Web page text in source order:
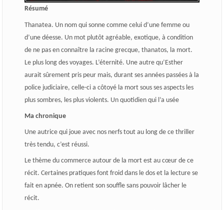
Résumé
Thanatea. Un nom qui sonne comme celui d’une femme ou
d’une déesse. Un mot plutôt agréable, exotique, à condition
de ne pas en connaître la racine grecque, thanatos, la mort.
Le plus long des voyages. L’éternité. Une autre qu’Esther
aurait sûrement pris peur mais, durant ses années passées à la
police judiciaire, celle-ci a côtoyé la mort sous ses aspects les
plus sombres, les plus violents. Un quotidien qui l’a usée
Ma chronique
Une autrice qui joue avec nos nerfs tout au long de ce thriller
très tendu, c’est réussi.
Le thème du commerce autour de la mort est au cœur de ce
récit. Certaines pratiques font froid dans le dos et la lecture se
fait en apnée. On retient son souffle sans pouvoir lâcher le
récit.